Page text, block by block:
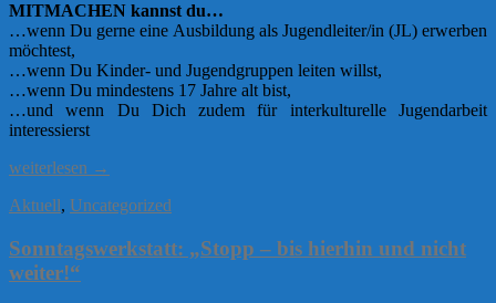
MITMACHEN kannst du…
…wenn Du gerne eine Ausbildung als Jugendleiter/in (JL) erwerben
möchtest,
…wenn Du Kinder- und Jugendgruppen leiten willst,
…wenn Du mindestens 17 Jahre alt bist,
…und wenn Du Dich zudem für interkulturelle Jugendarbeit
interessierst
BAFA-
2014-
weiterlesen →
Aktuell, Uncategorized
Sonntagswerkstatt: „Stopp – bis hierhin und nicht
weiter!“